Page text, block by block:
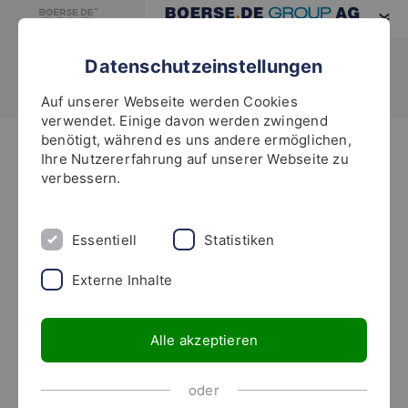
Highlights
boerse.de-Gold-ETC (TMG0LD)
375,52 €
07.08.2026 21:55 Uhr | Quelle: boerse.de
boerse.de-Gold!
Datenschutzeinstellungen
Auf unserer Webseite werden Cookies
verwendet. Einige davon werden zwingend
benötigt, während es uns andere ermöglichen,
Ihre Nutzererfahrung auf unserer Webseite zu
verbessern.
Essentiell Statistiken
Externe Inhalte
Alle akzeptieren
oder